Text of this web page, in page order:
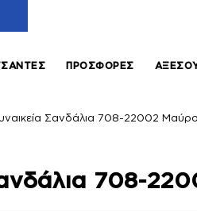
ΠΡΟΣΦΟΡΈΣ
708-
Σανδάλια 708-22002 Μαύρο